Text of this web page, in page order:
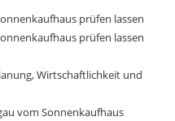
prüfen lassen
prüfen lassen
Wirtschaftlichkeit und
vom Sonnenkaufhaus